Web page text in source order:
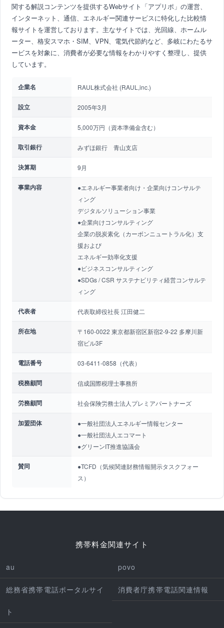
関する解説コンテンツを提供するWebサイト「アプリポ」の運営、
インターネット、通信、エネルギー関連サービスに特化した比較情
報サイトを運営しております。主なサイトでは、光回線、ホームル
ーター、格安スマホ・SIM、VPN、電気代節約など、多岐にわたるサ
ービスを対象に、消費者が必要な情報をわかりやすく整理し、提供
しています。
企業名 RAUL株式会社 (RAUL,inc.)
設立 2005年3月
資本金 5,000万円（資本準備金含む）
取引銀行 みずほ銀行 青山支店
決算期 9月
事業内容
●エネルギー事業者向け・企業向けコンサルテ
ィング
デジタルソリューション事業
●企業向けコンサルティング
企業の脱炭素化（カーボンニュートラル化）支
援および
エネルギー効率化支援
●ビジネスコンサルティング
●SDGs / CSR サステナビリティ経営コンサルテ
ィング
代表者 代表取締役社長 江田健二
所在地
〒160-0022 東京都新宿区新宿2-9-22 多摩川新
宿ビル3F
電話番号 03-6411-0858（代表）
税務顧問 信成国際税理士事務所
労務顧問 社会保険労務士法人プレミアパートナーズ
加盟団体
●一般社団法人エネルギー情報センター
●一般社団法人エコマート
●グリーンIT推進協議会
賛同
●TCFD（気候関連財務情報開示タスクフォー
ス）
携帯料金関連サイト
au povo
総務省携帯電話ポータルサイ
ト
消費者庁携帯電話関連情報